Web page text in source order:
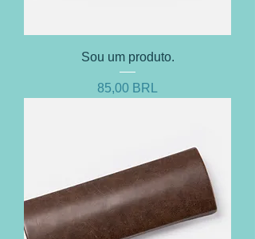
Sou um produto.
Prezzo
85,00 BRL